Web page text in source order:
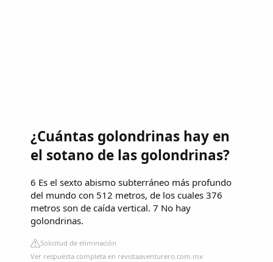
¿Cuántas golondrinas hay en
el sotano de las golondrinas?
6 Es el sexto abismo subterráneo más profundo
del mundo con 512 metros, de los cuales 376
metros son de caída vertical. 7 No hay
golondrinas.
Solicitud de eliminación
Ver respuesta completa en revistaaventurero.com.mx